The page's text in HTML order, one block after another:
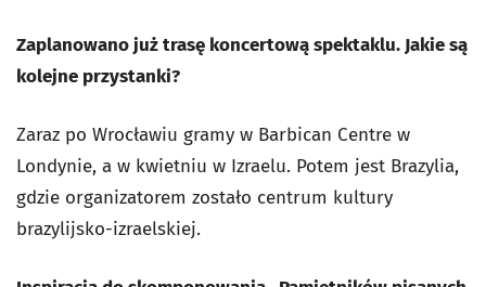
Zaplanowano już trasę koncertową spektaklu. Jakie są
kolejne przystanki?
Zaraz po Wrocławiu gramy w Barbican Centre w
Londynie, a w kwietniu w Izraelu. Potem jest Brazylia,
gdzie organizatorem zostało centrum kultury
brazylijsko-izraelskiej.